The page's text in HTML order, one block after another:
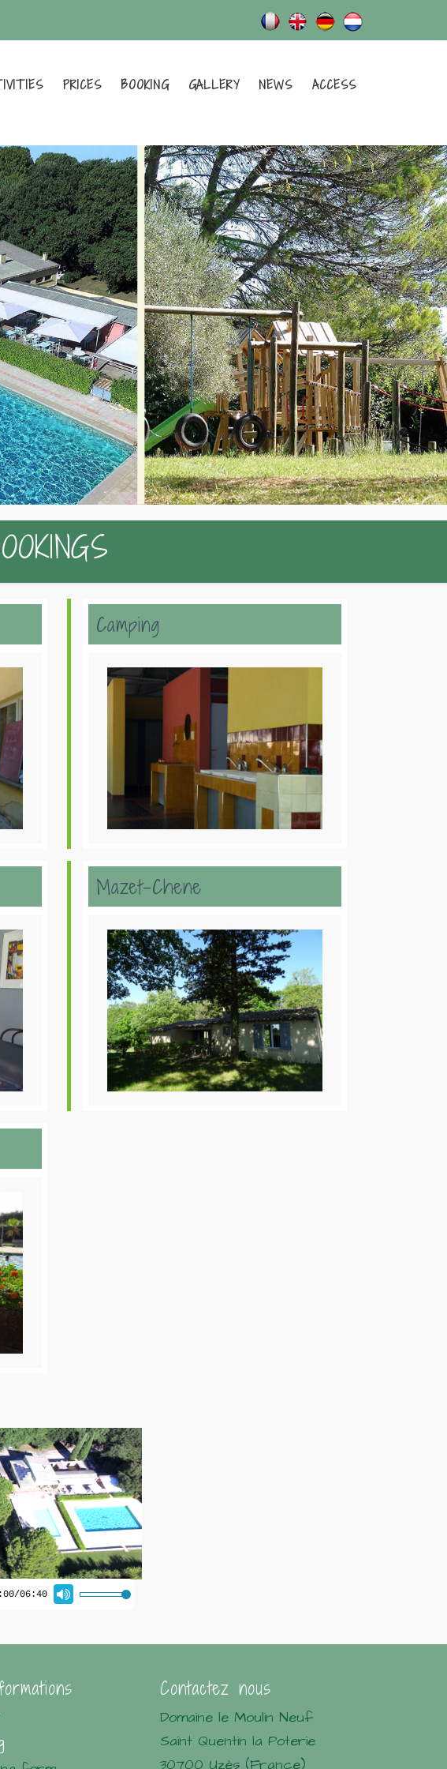
PRICES BOOKING GALLERY NEWS ACCESS
Camping
Mazet-Chene
Contactez nous
Domaine le Moulin Neuf
Saint Quentin la Poterie
30700 Uzès (France)